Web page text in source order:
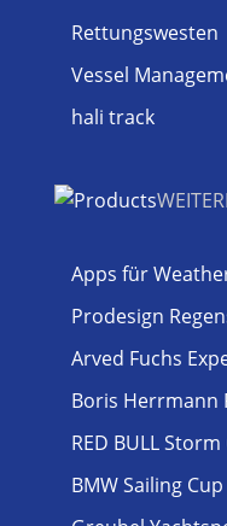
Rettungswesten
Vessel
hali track
Apps für
Prodesign
Arved Fuchs
Boris Herrmann
RED BULL Storm
BMW Sailing Cup